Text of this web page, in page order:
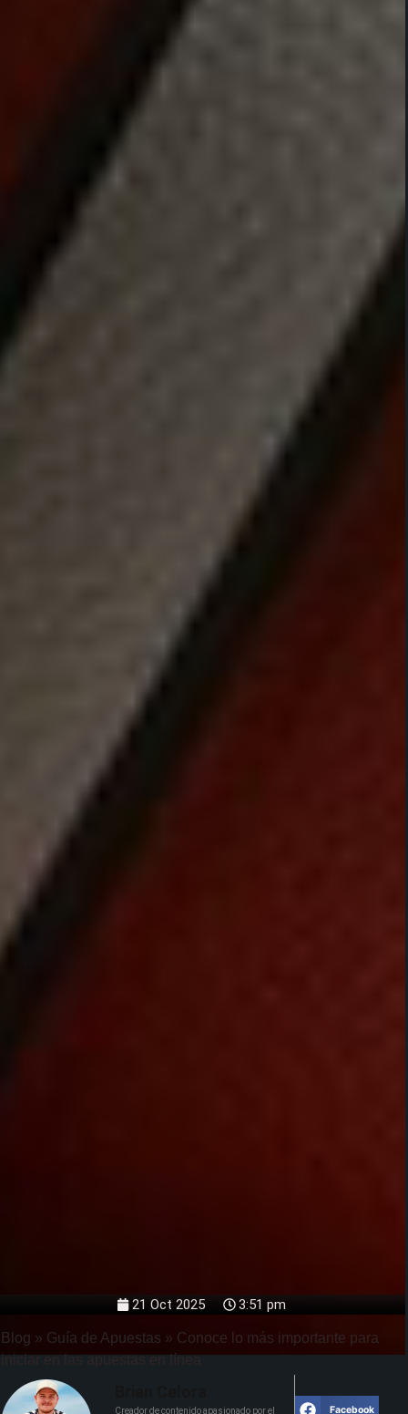
21 Oct 2025 3:51 pm
Blog » Guía de Apuestas » Conoce lo más importante para
iniciar en las apuestas en línea
Creador de contenido apasionado por el Facebook